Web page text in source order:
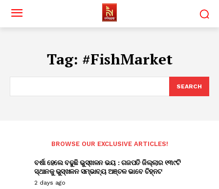
Tag: #FishMarket
SEARCH
BROWSE OUR EXCLUSIVE ARTICLES!
ବର୍ଷା ହେଲେ ବଢୁଛି ଭୁସ୍ଖଳନ ଭୟ : ଗଜପତି ଜିଲ୍ଲାର ୧୩୯ଟି
ସ୍ଥାନକୁ ଭୁସ୍ଖଳନ ସମ୍ଭାବ୍ୟ ଅଞ୍ଚଳ ଭାବେ ଚିହ୍ନଟ
2 days ago